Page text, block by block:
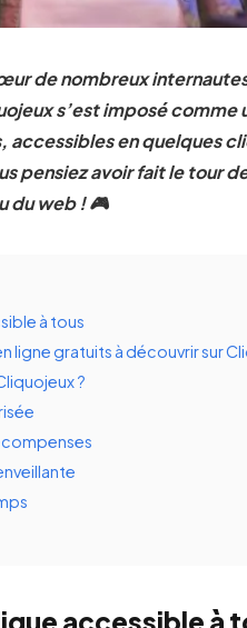
de nombreux
s’est imposé
accessibles en quelques
pensiez avoir fait le tour
du web !🎮
à tous
ligne gratuits à découvrir sur
?
accessible à